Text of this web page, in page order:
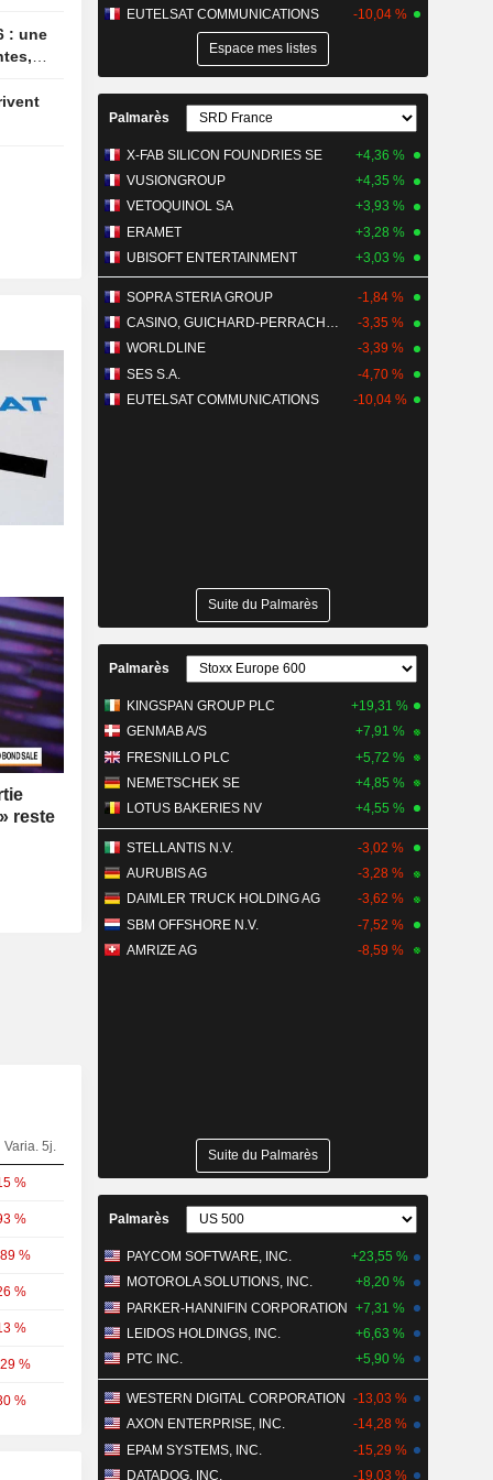
reste
Varia. 5j.
%
%
%
%
%
%
%
EUTELSAT COMMUNICATIONS
-10,04 %
Espace mes listes
Palmarès
X-FAB SILICON FOUNDRIES SE
+4,36 %
VUSIONGROUP
+4,35 %
VETOQUINOL SA
+3,93 %
ERAMET
+3,28 %
UBISOFT ENTERTAINMENT
+3,03 %
SOPRA STERIA GROUP
-1,84 %
CASINO, GUICHARD-PERRACHON SA
-3,35 %
WORLDLINE
-3,39 %
SES S.A.
-4,70 %
EUTELSAT COMMUNICATIONS
-10,04 %
Suite du Palmarès
Palmarès
KINGSPAN GROUP PLC
+19,31 %
GENMAB A/S
+7,91 %
FRESNILLO PLC
+5,72 %
NEMETSCHEK SE
+4,85 %
LOTUS BAKERIES NV
+4,55 %
STELLANTIS N.V.
-3,02 %
AURUBIS AG
-3,28 %
DAIMLER TRUCK HOLDING AG
-3,62 %
SBM OFFSHORE N.V.
-7,52 %
AMRIZE AG
-8,59 %
Suite du Palmarès
Palmarès
PAYCOM SOFTWARE, INC.
+23,55 %
MOTOROLA SOLUTIONS, INC.
+8,20 %
PARKER-HANNIFIN CORPORATION +7,31 %
LEIDOS HOLDINGS, INC.
+6,63 %
PTC INC.
+5,90 %
WESTERN DIGITAL CORPORATION
-13,03 %
AXON ENTERPRISE, INC.
-14,28 %
EPAM SYSTEMS, INC.
-15,29 %
DATADOG, INC.
-19,03 %